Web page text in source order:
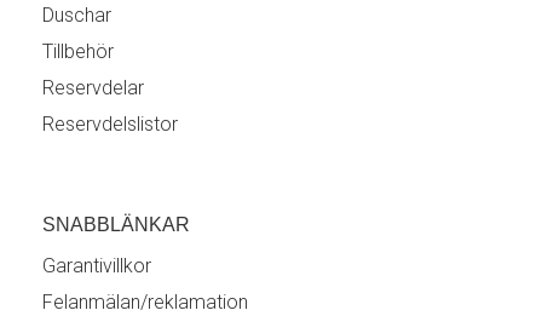
Duschar
Tillbehör
Reservdelar
Reservdelslistor
SNABBLÄNKAR
Garantivillkor
Felanmälan/reklamation